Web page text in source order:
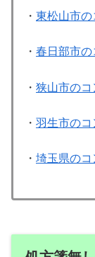
・ 東松山市
・ 春日部市
・ 狭山市の
・ 羽生市の
・ 埼玉県のコ